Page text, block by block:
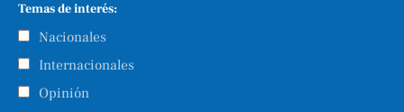
Temas de interés:
Nacionales
Internacionales
Opinión